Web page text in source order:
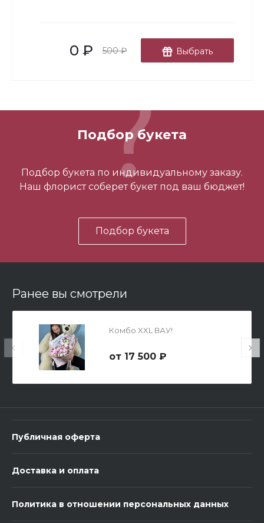
В корзину
-
0 ₽ 500 ₽ Выбрать
Подбор букета
Подбор букета по индивидуальному заказу.
Наш флорист соберет букет под ваш бюджет!
Подбор букета
Ранее вы смотрели
Комбо XXL ВАУ!
17 500 ₽
Публичная оферта
Доставка и оплата
Политика в отношении персональных данных